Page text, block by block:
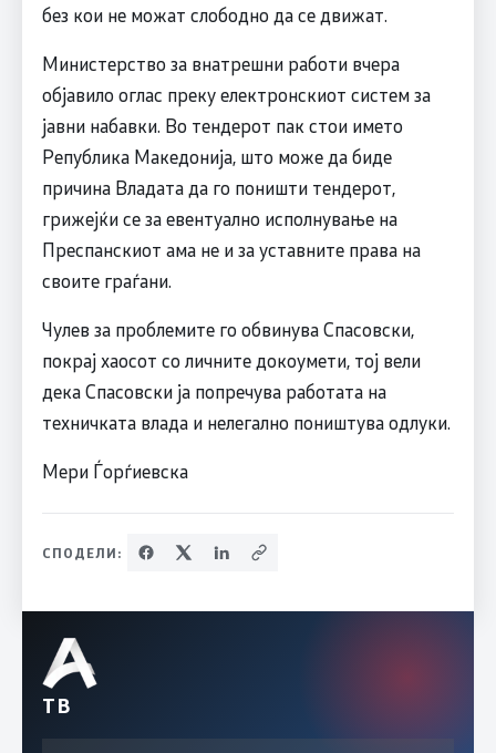
без кои не можат слободно да се движат.
Министерство за внатрешни работи вчера
објавило оглас преку електронскиот систем за
јавни набавки. Во тендерот пак стои името
Република Македонија, што може да биде
причина Владата да го поништи тендерот,
грижејќи се за евентуално исполнување на
Преспанскиот ама не и за уставните права на
своите граѓани.
Чулев за проблемите го обвинува Спасовски,
покрај хаосот со личните докоумети, тој вели
дека Спасовски ја попречува работата на
техничката влада и нелегално поништува одлуки.
Мери Ѓорѓиевска
СПОДЕЛИ:
ТВ